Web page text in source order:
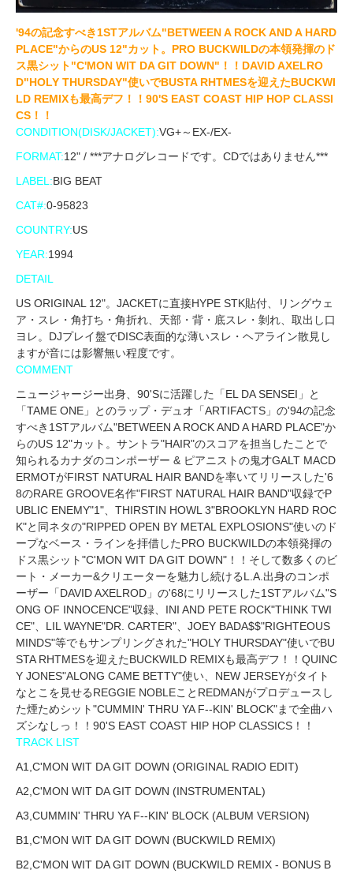
'94の記念すべき1STアルバム"BETWEEN A ROCK AND A HARD
PLACE"からのUS 12"カット。PRO BUCKWILDの本領発揮のド
ス黒シット"C'MON WIT DA GIT DOWN"！！DAVID AXELRO
D"HOLY THURSDAY"使いでBUSTA RHTMESを迎えたBUCKWI
LD REMIXも最高デフ！！90'S EAST COAST HIP HOP CLASSI
CS！！
CONDITION(DISK/JACKET):VG+～EX-/EX-
FORMAT:12" / ***アナログレコードです。CDではありません***
LABEL:BIG BEAT
CAT#:0-95823
COUNTRY:US
YEAR:1994
DETAIL
US ORIGINAL 12"。JACKETに直接HYPE STK貼付、リングウェ
ア・スレ・角打ち・角折れ、天部・背・底スレ・剝れ、取出し口
ヨレ。DJプレイ盤でDISC表面的な薄いスレ・ヘアライン散見し
ますが音には影響無い程度です。
COMMENT
ニュージャージー出身、90'Sに活躍した「EL DA SENSEI」と
「TAME ONE」とのラップ・デュオ「ARTIFACTS」の'94の記念
すべき1STアルバム"BETWEEN A ROCK AND A HARD PLACE"か
らのUS 12"カット。サントラ"HAIR"のスコアを担当したことで
知られるカナダのコンポーザー & ピアニストの鬼才GALT MACD
ERMOTがFIRST NATURAL HAIR BANDを率いてリリースした'6
8のRARE GROOVE名作"FIRST NATURAL HAIR BAND"収録でP
UBLIC ENEMY"1"、THIRSTIN HOWL 3"BROOKLYN HARD ROC
K"と同ネタの"RIPPED OPEN BY METAL EXPLOSIONS"使いのド
ープなベース・ラインを拝借したPRO BUCKWILDの本領発揮の
ドス黒シット"C'MON WIT DA GIT DOWN"！！そして数多くのビ
ート・メーカー&クリエーターを魅力し続けるL.A.出身のコンポ
ーザー「DAVID AXELROD」の'68にリリースした1STアルバム"S
ONG OF INNOCENCE"収録、INI AND PETE ROCK"THINK TWI
CE"、LIL WAYNE"DR. CARTER"、JOEY BADA$$"RIGHTEOUS
MINDS"等でもサンプリングされた"HOLY THURSDAY"使いでBU
STA RHTMESを迎えたBUCKWILD REMIXも最高デフ！！QUINC
Y JONES"ALONG CAME BETTY"使い、NEW JERSEYがタイト
なとこを見せるREGGIE NOBLEことREDMANがプロデュースし
た煙ためシット"CUMMIN' THRU YA F--KIN' BLOCK"まで全曲ハ
ズシなしっ！！90'S EAST COAST HIP HOP CLASSICS！！
TRACK LIST
A1,C'MON WIT DA GIT DOWN (ORIGINAL RADIO EDIT)
A2,C'MON WIT DA GIT DOWN (INSTRUMENTAL)
A3,CUMMIN' THRU YA F--KIN' BLOCK (ALBUM VERSION)
B1,C'MON WIT DA GIT DOWN (BUCKWILD REMIX)
B2,C'MON WIT DA GIT DOWN (BUCKWILD REMIX - BONUS B